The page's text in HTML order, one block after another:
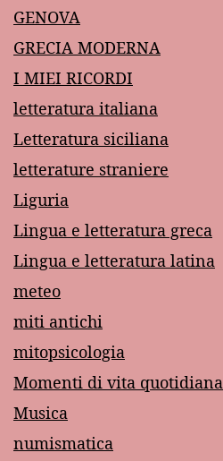
GENOVA
GRECIA MODERNA
I MIEI RICORDI
letteratura italiana
Letteratura siciliana
letterature straniere
Liguria
Lingua e letteratura greca
Lingua e letteratura latina
meteo
miti antichi
mitopsicologia
Momenti di vita quotidiana
Musica
numismatica